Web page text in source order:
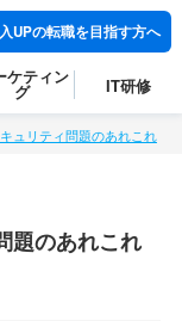
UPの転職を目指す方へ
ケティン
グ IT研修
ュリティ問題のあれこれ
題のあれこれ